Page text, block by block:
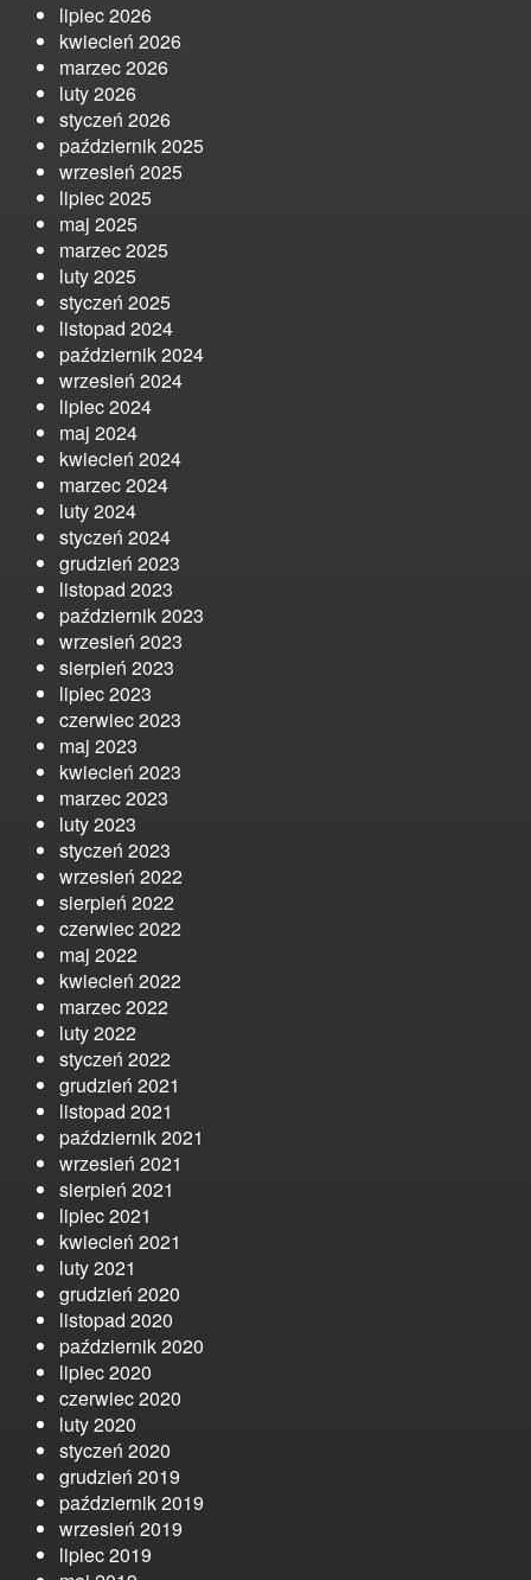
lipiec 2026
kwiecień 2026
marzec 2026
luty 2026
styczeń 2026
październik 2025
wrzesień 2025
lipiec 2025
maj 2025
marzec 2025
luty 2025
styczeń 2025
listopad 2024
październik 2024
wrzesień 2024
lipiec 2024
maj 2024
kwiecień 2024
marzec 2024
luty 2024
styczeń 2024
grudzień 2023
listopad 2023
październik 2023
wrzesień 2023
sierpień 2023
lipiec 2023
czerwiec 2023
maj 2023
kwiecień 2023
marzec 2023
luty 2023
styczeń 2023
wrzesień 2022
sierpień 2022
czerwiec 2022
maj 2022
kwiecień 2022
marzec 2022
luty 2022
styczeń 2022
grudzień 2021
listopad 2021
październik 2021
wrzesień 2021
sierpień 2021
lipiec 2021
kwiecień 2021
luty 2021
grudzień 2020
listopad 2020
październik 2020
lipiec 2020
czerwiec 2020
luty 2020
styczeń 2020
grudzień 2019
październik 2019
wrzesień 2019
lipiec 2019